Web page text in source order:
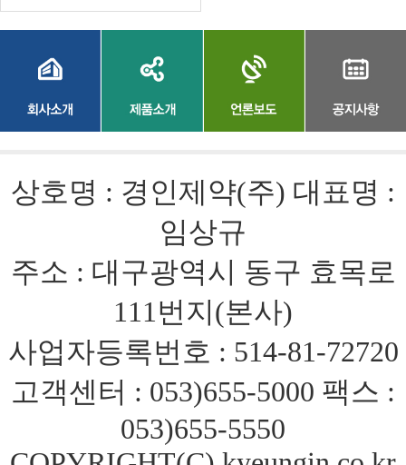
상호명 : 경인제약(주) 대표명 :
임상규
주소 : 대구광역시 동구 효목로
111번지(본사)
사업자등록번호 : 514-81-72720
고객센터 : 053)655-5000 팩스 :
053)655-5550